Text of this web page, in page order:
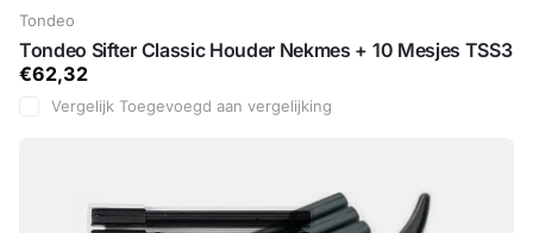
Tondeo
Tondeo Sifter Classic Houder Nekmes + 10 Mesjes TSS3
€62,32
Vergelijk Toegevoegd aan vergelijking